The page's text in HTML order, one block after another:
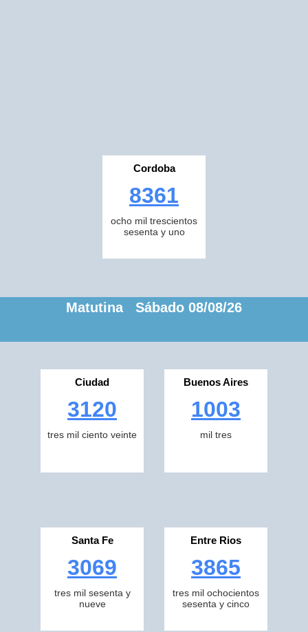
Cordoba
8361
ocho mil trescientos
sesenta y uno
Matutina Sábado 08/08/26
Ciudad
3120
tres mil ciento veinte
Buenos Aires
1003
mil tres
Santa Fe
3069
tres mil sesenta y
nueve
Entre Rios
3865
tres mil ochocientos
sesenta y cinco